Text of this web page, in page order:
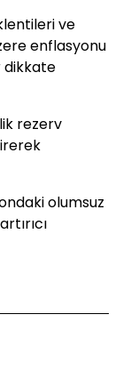
ve
enflasyonu
dikkate
rezerv
olumsuz